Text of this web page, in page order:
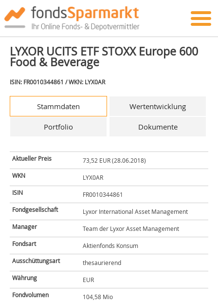
LYXOR UCITS ETF STOXX Europe 600
Food & Beverage
ISIN: FR0010344861 / WKN: LYX0AR
Stammdaten Wertentwicklung
Portfolio Dokumente
Aktueller Preis
73,52 EUR (28.06.2018)
WKN
LYX0AR
ISIN
FR0010344861
Fondgesellschaft
Lyxor International Asset Management
Manager
Team der Lyxor Asset Management
Fondsart
Aktienfonds Konsum
Ausschüttungsart
thesaurierend
Währung
EUR
Fondvolumen
104,58 Mio